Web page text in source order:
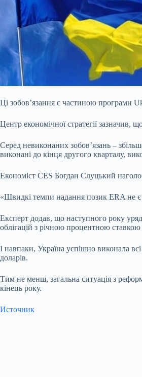
Ці зобов’язання є частиною програми
Центр економічної стратегії зазначив,
Серед невиконаних зобов’язань –
виконані до кінця другого кварталу,
Економіст CES Богдан Слуцький
«Швидкі темпи надання позик ERA не є
Експерт додав, що наступного року
облігацій з річною процентною
І навпаки, Україна успішно виконала
доларів.
Тим не менш, загальна ситуація з
кінець року.
Источник